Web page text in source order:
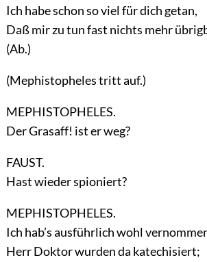
Ich habe schon so viel für dich getan,
Daß mir zu tun fast nichts mehr
(Ab.)
(Mephistopheles tritt auf.)
MEPHISTOPHELES.
Der Grasaff! ist er weg?
FAUST.
Hast wieder spioniert?
MEPHISTOPHELES.
Ich hab’s ausführlich wohl
Herr Doktor wurden da katechisiert;